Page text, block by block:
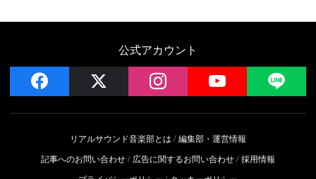
公式アカウント
facebook instagram YouTube
リアルサウンド音楽部とは
編集部・運営情報
記事へのお問い合わせ
広告に関するお問い合わせ 採用情報